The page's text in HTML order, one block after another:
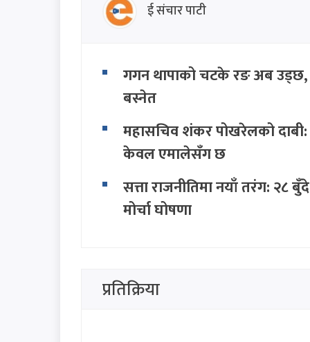
ई संचार पाटी
गगन थापाको चटके रङ अब उड्छ,
बस्नेत
महासचिव शंकर पोखरेलको
केवल एमालेसँग छ
सत्ता राजनीतिमा नयाँ तरंग: २८
मोर्चा घोषणा
प्रधानमन्त्री बालेनको 'एक्लै
प्रतिक्रिया